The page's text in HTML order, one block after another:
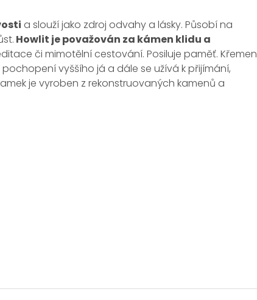
a slouží jako zdroj odvahy a lásky. Působí na
Howlit je považován za kámen klidu a
či mimotělní cestování. Posiluje paměť. Křemen
vyššího já a dále se užívá k přijímání,
je vyroben z rekonstruovaných kamenů a